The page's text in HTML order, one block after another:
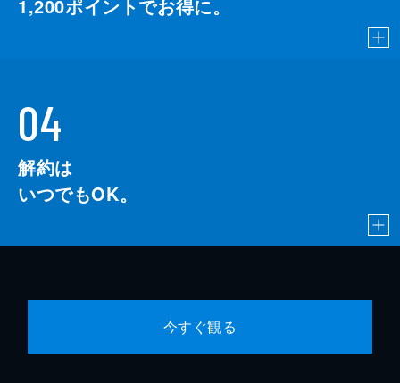
1,200ポイントでお得に。
04
解約は
いつでもOK。
今すぐ観る